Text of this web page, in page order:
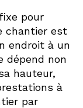
pour
chantier est
endroit à un
dépend non
hauteur,
à
par